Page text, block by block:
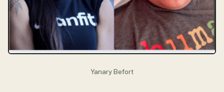
Yanary Befort